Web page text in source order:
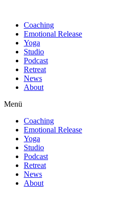
Coaching
Emotional Release
Yoga
Studio
Podcast
Retreat
News
About
Menü
Coaching
Emotional Release
Yoga
Studio
Podcast
Retreat
News
About